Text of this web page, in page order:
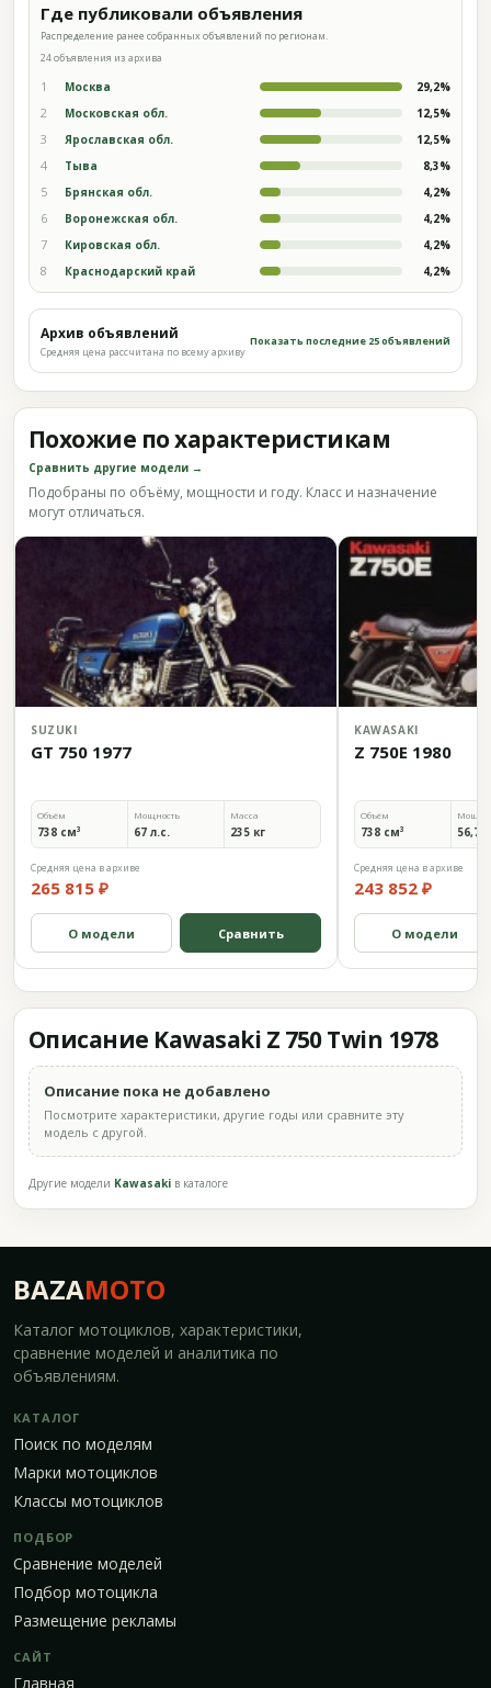
Где публиковали объявления
Распределение ранее собранных объявлений по регионам.
24 объявления из архива
1 Москва 29,2%
2 Московская обл. 12,5%
3 Ярославская обл. 12,5%
4 Тыва 8,3%
5 Брянская обл. 4,2%
6 Воронежская обл. 4,2%
7 Кировская обл. 4,2%
8 Краснодарский край 4,2%
Архив объявлений
Средняя цена рассчитана по всему архиву
Показать последние 25 объявлений
Похожие по характеристикам
Сравнить другие модели →
Подобраны по объёму, мощности и году. Класс и назначение
могут отличаться.
SUZUKI
GT 750 1977
Объём
738 см³
Мощность
67 л.с.
Масса
235 кг
Средняя цена в архиве
265 815 ₽
О модели Сравнить
KAWASAKI
Z 750E 1980
Объём
738 см³ 56,7
Средняя цена в архиве
243 852 ₽
О модели
Описание Kawasaki Z 750 Twin 1978
Описание пока не добавлено
Посмотрите характеристики, другие годы или сравните эту
модель с другой.
Другие модели Kawasaki в каталоге
BAZAMOTO
Каталог мотоциклов, характеристики,
сравнение моделей и аналитика по
объявлениям.
КАТАЛОГ
Поиск по моделям
Марки мотоциклов
Классы мотоциклов
ПОДБОР
Сравнение моделей
Подбор мотоцикла
Размещение рекламы
САЙТ
Главная